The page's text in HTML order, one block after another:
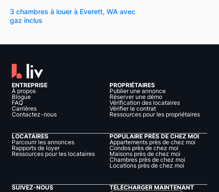
3 chambres à louer à Everett, WA avec
gaz inclus
ENTREPRISE
À propos
Blogue
FAQ
Carrières
Contactez-nous
PROPRIÉTAIRES
Publier une annonce
Réserver une démo
Vérification des locataires
Vérifier le contrat
Ressources pour les propriétaires
LOCATAIRES
Parcourir les annonces
Rapports de loyer
Ressources pour les locataires
POPULAIRE PRÈS DE CHEZ MOI
Appartements près de chez moi
Condos près de chez moi
Maisons près de chez moi
Chambres près de chez moi
Locations près de chez moi
SUIVEZ-NOUS TÉLÉCHARGER MAINTENANT